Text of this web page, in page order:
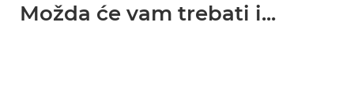
Možda će vam trebati i...